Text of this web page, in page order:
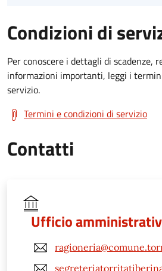
Condizioni di
Per conoscere i dettagli di scadenze,
informazioni importanti, leggi i
servizio.
Termini e condizioni di servizio
Contatti
Ufficio